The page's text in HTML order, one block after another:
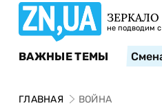
не подводим
ВАЖНЫЕ ТЕМЫ
ГЛАВНАЯ ВОЙНА